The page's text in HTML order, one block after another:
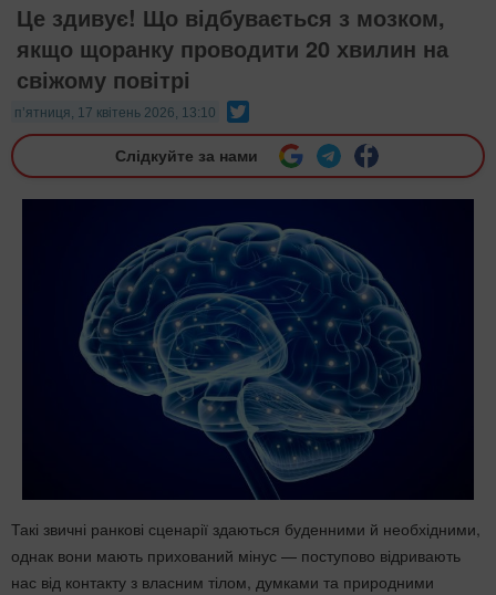
Це здивує! Що відбувається з мозком,
якщо щоранку проводити 20 хвилин на
свіжому повітрі
п’ятниця, 17 квітень 2026, 13:10
Слідкуйте за нами
Такі звичні ранкові сценарії здаються буденними й необхідними,
однак вони мають прихований мінус — поступово відривають
нас від контакту з власним тілом, думками та природними